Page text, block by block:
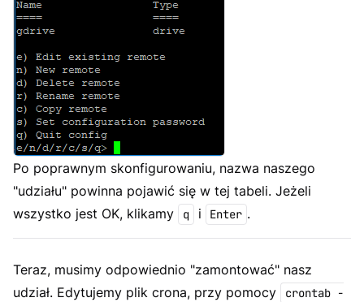
Po poprawnym skonfigurowaniu, nazwa naszego
"udziału" powinna pojawić się w tej tabeli. Jeżeli
wszystko jest OK, klikamy
q i Enter .
Teraz, musimy odpowiednio "zamontować" nasz
udział. Edytujemy plik crona, przy pomocy
crontab -